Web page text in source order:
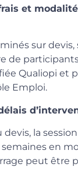
et
sur
de
Qualiopi et
Emploi.
la
semaines en
peut être